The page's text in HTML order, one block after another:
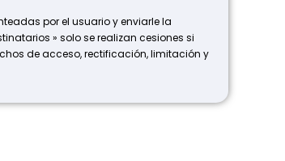
por el usuario y enviarle la
» solo se realizan cesiones si
de acceso, rectificación, limitación y